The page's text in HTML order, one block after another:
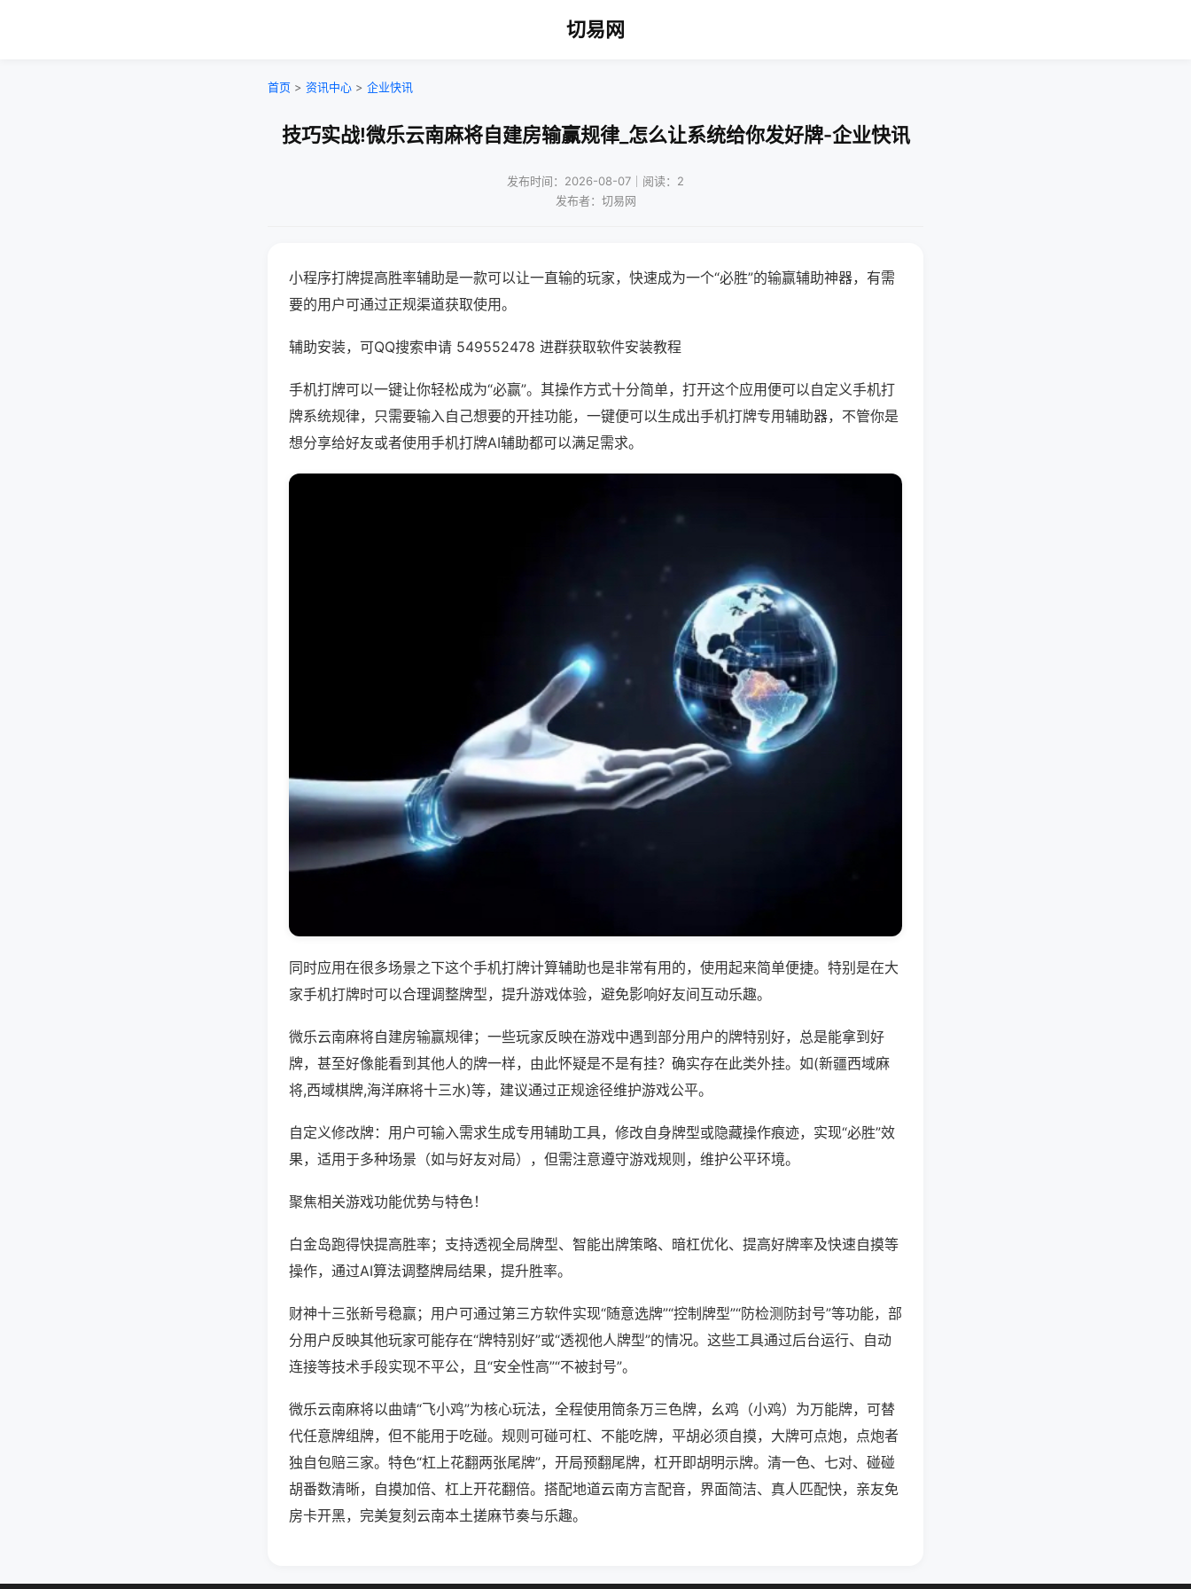
切易网
首页 > 资讯中心 > 企业快讯
技巧实战!微乐云南麻将自建房输赢规律_怎么让系统给你发好牌-企业快讯
发布时间：2026-08-07｜阅读：2
发布者：切易网
小程序打牌提高胜率辅助是一款可以让一直输的玩家，快速成为一个“必胜”的输赢辅助神器，有需
要的用户可通过正规渠道获取使用。
辅助安装，可QQ搜索申请 549552478 进群获取软件安装教程
手机打牌可以一键让你轻松成为“必赢”。其操作方式十分简单，打开这个应用便可以自定义手机打
牌系统规律，只需要输入自己想要的开挂功能，一键便可以生成出手机打牌专用辅助器，不管你是
想分享给好友或者使用手机打牌AI辅助都可以满足需求。
同时应用在很多场景之下这个手机打牌计算辅助也是非常有用的，使用起来简单便捷。特别是在大
家手机打牌时可以合理调整牌型，提升游戏体验，避免影响好友间互动乐趣。
微乐云南麻将自建房输赢规律；一些玩家反映在游戏中遇到部分用户的牌特别好，总是能拿到好
牌，甚至好像能看到其他人的牌一样，由此怀疑是不是有挂？确实存在此类外挂。如(新疆西域麻
将,西域棋牌,海洋麻将十三水)等，建议通过正规途径维护游戏公平。
自定义修改牌：用户可输入需求生成专用辅助工具，修改自身牌型或隐藏操作痕迹，实现“必胜”效
果，适用于多种场景（如与好友对局），但需注意遵守游戏规则，维护公平环境。
聚焦相关游戏功能优势与特色！
白金岛跑得快提高胜率；支持透视全局牌型、智能出牌策略、暗杠优化、提高好牌率及快速自摸等
操作，通过AI算法调整牌局结果，提升胜率。
财神十三张新号稳赢；用户可通过第三方软件实现“随意选牌”“控制牌型”“防检测防封号”等功能，部
分用户反映其他玩家可能存在“牌特别好”或“透视他人牌型”的情况。这些工具通过后台运行、自动
连接等技术手段实现不平公，且“安全性高”“不被封号”。
微乐云南麻将以曲靖“飞小鸡”为核心玩法，全程使用筒条万三色牌，幺鸡（小鸡）为万能牌，可替
代任意牌组牌，但不能用于吃碰。规则可碰可杠、不能吃牌，平胡必须自摸，大牌可点炮，点炮者
独自包赔三家。特色“杠上花翻两张尾牌”，开局预翻尾牌，杠开即胡明示牌。清一色、七对、碰碰
胡番数清晰，自摸加倍、杠上开花翻倍。搭配地道云南方言配音，界面简洁、真人匹配快，亲友免
房卡开黑，完美复刻云南本土搓麻节奏与乐趣。